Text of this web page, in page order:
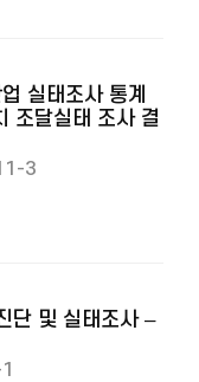
실태조사 통계
조달실태 조사 결
3
단 및 실태조사 –